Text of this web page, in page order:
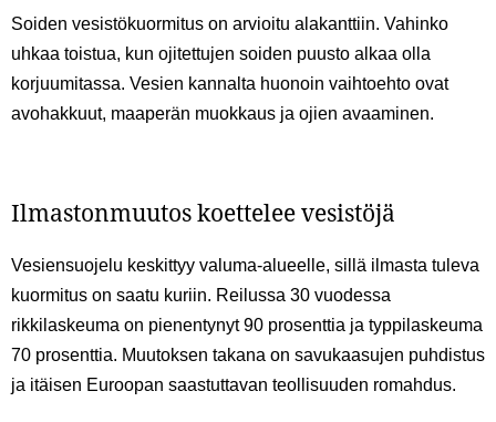
Soiden vesistökuormitus on arvioitu alakanttiin. Vahinko
uhkaa toistua, kun ojitettujen soiden puusto alkaa olla
korjuumitassa. Vesien kannalta huonoin vaihtoehto ovat
avohakkuut, maaperän muokkaus ja ojien avaaminen.
Ilmastonmuutos koettelee vesistöjä
Vesiensuojelu keskittyy valuma-alueelle, sillä ilmasta tuleva
kuormitus on saatu kuriin. Reilussa 30 vuodessa
rikkilaskeuma on pienentynyt 90 prosenttia ja typpilaskeuma
70 prosenttia. Muutoksen takana on savukaasujen puhdistus
ja itäisen Euroopan saastuttavan teollisuuden romahdus.